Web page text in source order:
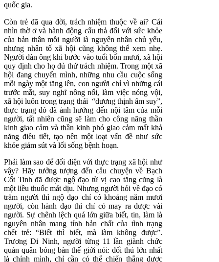
quốc gia.
Còn trẻ đã qua đời, trách nhiệm thuộc về ai? Cái
nhìn thờ ơ và hành động cẩu thả đối với sức khỏe
của bản thân mỗi người là nguyên nhân chủ yếu,
nhưng nhân tố xã hội cũng không thể xem nhẹ.
Người đàn ông khi bước vào tuổi bốn mươi, xã hội
quy định cho họ đủ thứ trách nhiệm. Trong một xã
hội đang chuyển mình, những nhu cầu cuộc sống
mỗi ngày một tăng lên, con người chỉ vì những cái
trước mắt, suy nghĩ nông nổi, làm việc nóng vội,
xã hội luôn trong trạng thái “dương thịnh âm suy”,
thực trạng đó đã ảnh hưởng đến nội tâm của mỗi
người, tất nhiên cũng sẽ làm cho công năng thần
kinh giao cảm và thần kinh phó giao cảm mất khả
năng điều tiết, tạo nên một loạt vấn đề như sức
khỏe giảm sút và lối sống bệnh hoạn.
Phải làm sao để đối diện với thực trạng xã hội như
vậy? Hãy tưởng tượng đến câu chuyện về Bạch
Cốt Tinh đã được ngộ đạo từ vị cao tăng cũng là
một liều thuốc mát dịu. Nhưng người hỏi về đạo có
trăm người thì ngộ đạo chỉ có khoảng năm mươi
người, còn hành đạo thì chỉ có may ra được vài
người. Sự chênh lệch quá lớn giữa biết, tin, làm là
nguyên nhân mang tính bản chất của tình trạng
chết trẻ: “Biết thì biết, mà làm không được”.
Trương Di Ninh, người từng 11 lần giành chức
quán quân bóng bàn thế giới nói: đối thủ lớn nhất
là chính mình, chỉ cần có thể chiến thắng được